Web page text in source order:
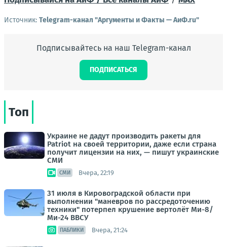
Источник: Telegram-канал "Аргументы и Факты — АиФ.ru"
Подписывайтесь на наш Telegram-канал
ПОДПИСАТЬСЯ
Топ
Украине не дадут производить ракеты для
Patriot на своей территории, даже если страна
получит лицензии на них, — пишут украинские
СМИ
СМИ Вчера, 22:19
31 июля в Кировоградской области при
выполнении "маневров по рассредоточению
техники" потерпел крушение вертолёт Ми-8/
Ми-24 ВВСУ
ПАБЛИКИ Вчера, 21:24